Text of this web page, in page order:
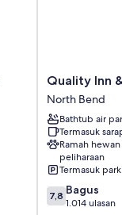
Quality
Inn
&
Suites
at
Coos
Bay
North
Bend
Quality Inn
North Bend
Bathtub air
Termasuk
Ramah hewan
peliharaan
Termasuk
7.8
dari
7,8 Bagus
1.014 ulasan